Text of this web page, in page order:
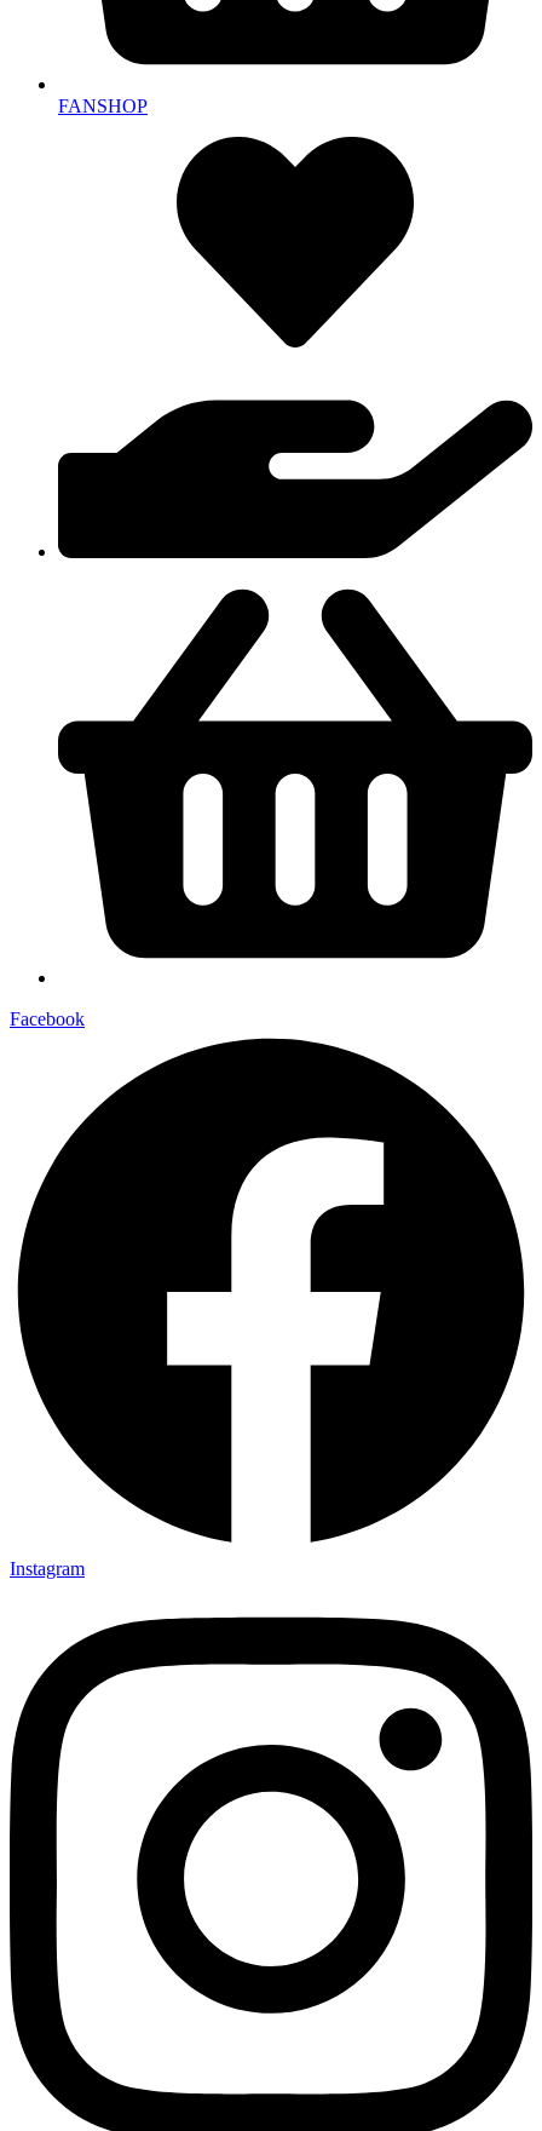
FANSHOP
Facebook
Instagram